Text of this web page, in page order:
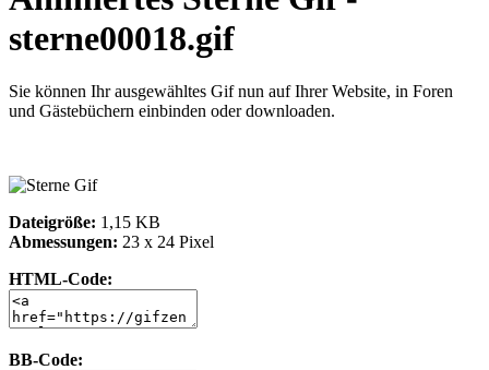
sterne00018.gif
Sie können Ihr ausgewähltes Gif nun auf Ihrer Website, in Foren
und Gästebüchern einbinden oder downloaden.
Dateigröße: 1,15 KB
Abmessungen: 23 x 24 Pixel
HTML-Code:
BB-Code: